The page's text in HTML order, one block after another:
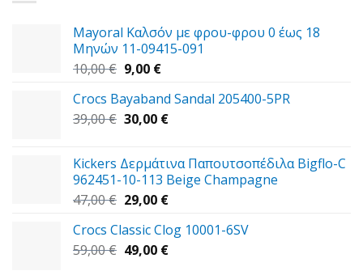
Mayoral Καλσόν με φρου-φρου 0 έως 18
Μηνών 11-09415-091
10,00€ Original
was:
10,00 €.
9,00 €Η
τιμή
είναι:
Crocs Bayaband Sandal 205400-5PR
39,00€ Original
39,00 €.
30,00 €Η
είναι:
30,00 €.
Kickers Δερμάτινα Παπουτσοπέδιλα Bigflo-C
962451-10-113 Beige Champagne
47,00€ Original
was:
47,00 €.
29,00 €Η
τιμή
είναι:
Crocs Classic Clog 10001-6SV
59,00€ Original
49,00 €Η